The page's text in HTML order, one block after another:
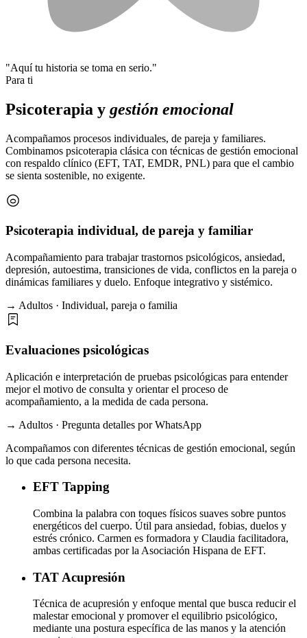
"Aquí tu historia se toma en serio."
Para ti
Psicoterapia y gestión emocional
Acompañamos procesos individuales, de pareja y familiares.
Combinamos psicoterapia clásica con técnicas de gestión emocional
con respaldo clínico (EFT, TAT, EMDR, PNL) para que el cambio
se sienta sostenible, no exigente.
Psicoterapia individual, de pareja y familiar
Acompañamiento para trabajar trastornos psicológicos, ansiedad,
depresión, autoestima, transiciones de vida, conflictos en la pareja o
dinámicas familiares y duelo. Enfoque integrativo y sistémico.
→ Adultos · Individual, pareja o familia
Evaluaciones psicológicas
Aplicación e interpretación de pruebas psicológicas para entender
mejor el motivo de consulta y orientar el proceso de
acompañamiento, a la medida de cada persona.
→ Adultos · Pregunta detalles por WhatsApp
Acompañamos con diferentes técnicas de gestión emocional, según
lo que cada persona necesita.
EFT Tapping
Combina la palabra con toques físicos suaves sobre puntos
energéticos del cuerpo. Útil para ansiedad, fobias, duelos y
estrés crónico. Carmen es formadora y Claudia facilitadora,
ambas certificadas por la Asociación Hispana de EFT.
TAT Acupresión
Técnica de acupresión y enfoque mental que busca reducir el
malestar emocional y promover el equilibrio psicológico,
mediante una postura específica de las manos y la atención